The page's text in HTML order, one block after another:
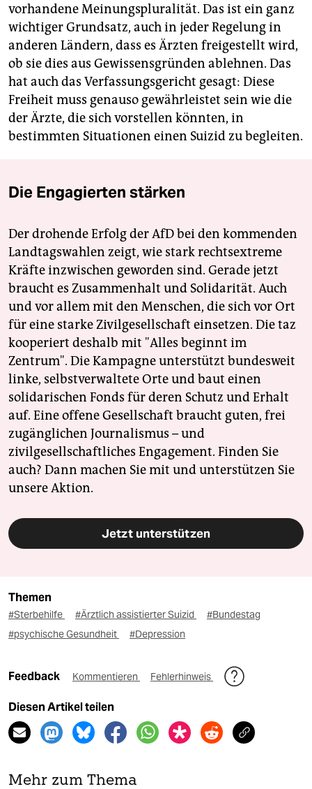
vorhandene Meinungspluralität. Das ist ein ganz
wichtiger Grundsatz, auch in jeder Regelung in
anderen Ländern, dass es Ärzten freigestellt wird,
ob sie dies aus Gewissensgründen ablehnen. Das
hat auch das Verfassungsgericht gesagt: Diese
Freiheit muss genauso gewährleistet sein wie die
der Ärzte, die sich vorstellen könnten, in
bestimmten Situationen einen Suizid zu begleiten.
Die Engagierten stärken
Der drohende Erfolg der AfD bei den kommenden
Landtagswahlen zeigt, wie stark rechtsextreme
Kräfte inzwischen geworden sind. Gerade jetzt
braucht es Zusammenhalt und Solidarität. Auch
und vor allem mit den Menschen, die sich vor Ort
für eine starke Zivilgesellschaft einsetzen. Die taz
kooperiert deshalb mit "Alles beginnt im
Zentrum". Die Kampagne unterstützt bundesweit
linke, selbstverwaltete Orte und baut einen
solidarischen Fonds für deren Schutz und Erhalt
auf. Eine offene Gesellschaft braucht guten, frei
zugänglichen Journalismus – und
zivilgesellschaftliches Engagement. Finden Sie
auch? Dann machen Sie mit und unterstützen Sie
unsere Aktion.
Jetzt unterstützen
Themen
#Sterbehilfe #Ärztlich assistierter Suizid
#Bundestag
#psychische Gesundheit
#Depression
Feedback Kommentieren Fehlerhinweis
Diesen Artikel teilen
Mehr zum Thema